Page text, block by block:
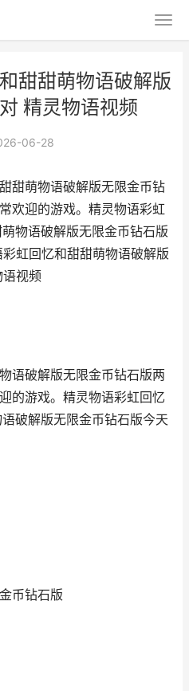
甜甜萌物语破解版
精灵物语视频
06-28
甜萌物语破解版无限金币钻
欢迎的游戏。精灵物语彩虹
物语破解版无限金币钻石版
虹回忆和甜甜萌物语破解版
视频
语破解版无限金币钻石版两
的游戏。精灵物语彩虹回忆
破解版无限金币钻石版今天
币钻石版